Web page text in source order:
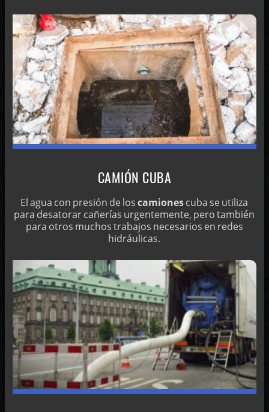
CAMIÓN CUBA
El agua con presión de loscamionescuba se utiliza
para desatorar cañerías urgentemente, pero también
para otros muchos trabajos necesarios en redes
hidráulicas.